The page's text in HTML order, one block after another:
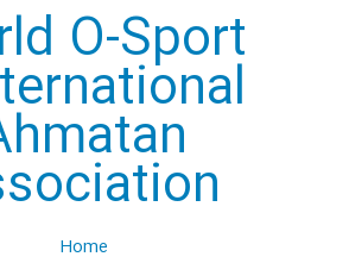
O-Sport
Home